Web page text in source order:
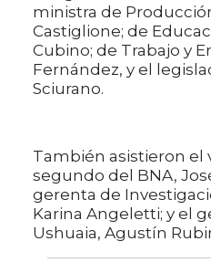
ministra de
Castiglione; de
Cubino; de Trabajo y
Fernández, y el
Sciurano.
También asistieron el
segundo del BNA,
gerenta de
Karina Angeletti; y el
Ushuaia, Agustín